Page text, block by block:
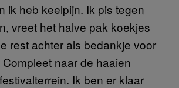
ik heb keelpijn. Ik pis tegen
vreet het halve pak koekjes
rest achter als bedankje voor
naar de haaien
Ik ben er klaar